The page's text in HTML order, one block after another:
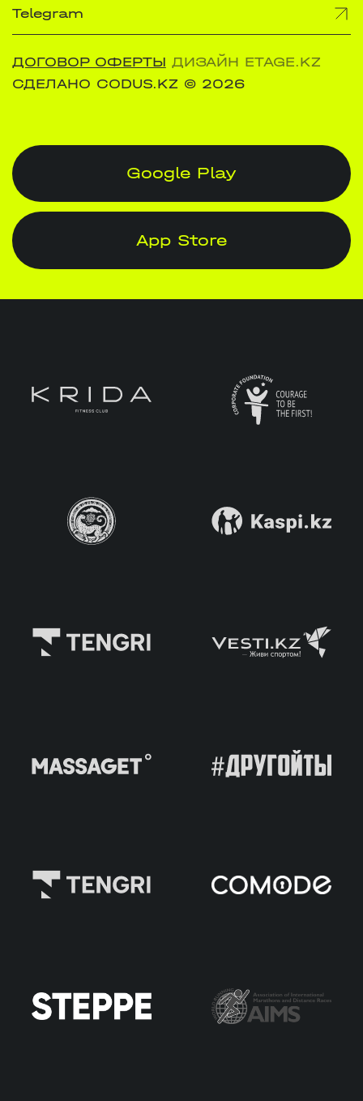
Telegram
ДОГОВОР ОФЕРТЫ ДИЗАЙН ETAGE.KZ
СДЕЛАНО CODUS.KZ © 2026
Google Play
App Store